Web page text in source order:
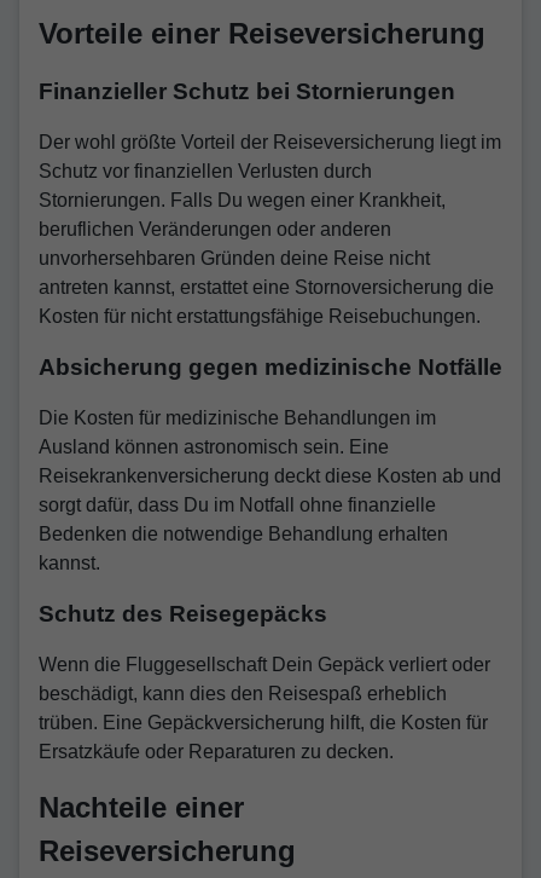
Vorteile einer Reiseversicherung
Finanzieller Schutz bei Stornierungen
Der wohl größte Vorteil der Reiseversicherung liegt im
Schutz vor finanziellen Verlusten durch
Stornierungen. Falls Du wegen einer Krankheit,
beruflichen Veränderungen oder anderen
unvorhersehbaren Gründen deine Reise nicht
antreten kannst, erstattet eine Stornoversicherung die
Kosten für nicht erstattungsfähige Reisebuchungen.
Absicherung gegen medizinische Notfälle
Die Kosten für medizinische Behandlungen im
Ausland können astronomisch sein. Eine
Reisekrankenversicherung deckt diese Kosten ab und
sorgt dafür, dass Du im Notfall ohne finanzielle
Bedenken die notwendige Behandlung erhalten
kannst.
Schutz des Reisegepäcks
Wenn die Fluggesellschaft Dein Gepäck verliert oder
beschädigt, kann dies den Reisespaß erheblich
trüben. Eine Gepäckversicherung hilft, die Kosten für
Ersatzkäufe oder Reparaturen zu decken.
Nachteile einer
Reiseversicherung